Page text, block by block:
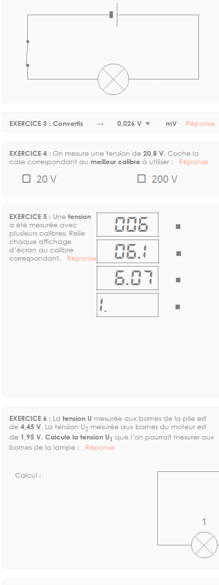
EXERCICE 3 : Convertis → 0,026 V = mV Réponse
EXERCICE 4 : On mesure une tension de 20,8 V. Coche la
case correspondant au meilleur calibre à utiliser : Réponse
EXERCICE 5 : Une tension
a été mesurée avec
plusieurs calibres. Relie
chaque affichage
d’écran au calibre
correspondant. Réponse
EXERCICE 6 : La tension U mesurée aux bornes de la pile est
de 4,45 V. La tension U2 mesurée aux bornes du moteur est
de 1,95 V. Calcule la tension U1 que l’on pourrait mesurer aux
bornes de la lampe : Réponse
Calcul :